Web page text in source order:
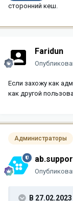
сторонний кеш.
Faridun
Если захожу как
как другой
Администраторы
В